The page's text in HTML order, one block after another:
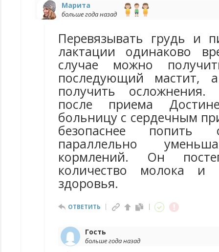
Марита
больше года назад
Перевязывать грудь и
лактации одинаково
случае можно
последующий
получить
после приема
больницу с сердечным
безопаснее попить
параллельно
кормлений. Он
количество молока
здоровья.
ОТВЕТИТЬ
Гость
больше года назад